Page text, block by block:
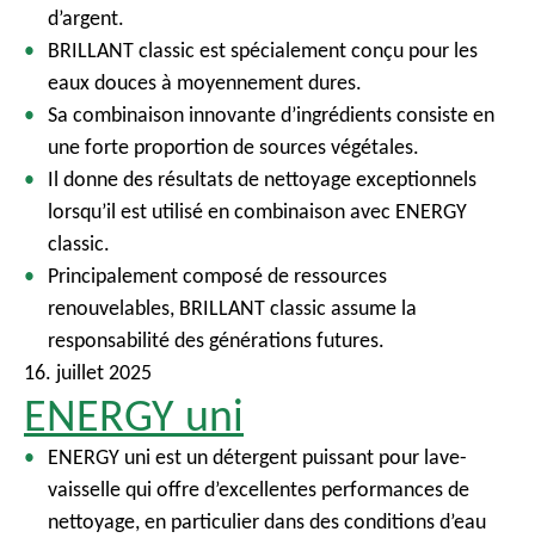
d’argent.
BRILLANT classic est spécialement conçu pour les
eaux douces à moyennement dures.
Sa combinaison innovante d’ingrédients consiste en
une forte proportion de sources végétales.
Il donne des résultats de nettoyage exceptionnels
lorsqu’il est utilisé en combinaison avec ENERGY
classic.
Principalement composé de ressources
renouvelables, BRILLANT classic assume la
responsabilité des générations futures.
16. juillet 2025
ENERGY uni
ENERGY uni est un détergent puissant pour lave-
vaisselle qui offre d’excellentes performances de
nettoyage, en particulier dans des conditions d’eau